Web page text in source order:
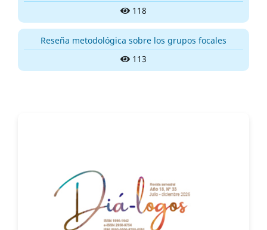
118
Reseña metodológica sobre los grupos focales
113